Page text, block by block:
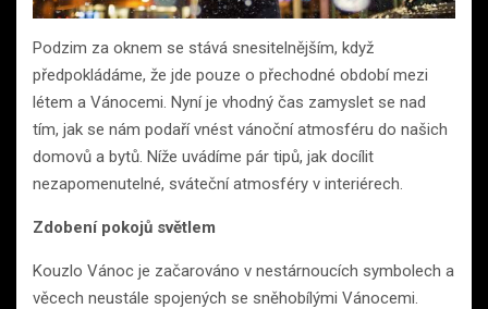
Podzim za oknem se stává snesitelnějším, když
předpokládáme, že jde pouze o přechodné období mezi
létem a Vánocemi. Nyní je vhodný čas zamyslet se nad
tím, jak se nám podaří vnést vánoční atmosféru do našich
domovů a bytů. Níže uvádíme pár tipů, jak docílit
nezapomenutelné, sváteční atmosféry v interiérech.
Zdobení pokojů světlem
Kouzlo Vánoc je začarováno v nestárnoucích symbolech a
věcech neustále spojených se sněhobílými Vánocemi.